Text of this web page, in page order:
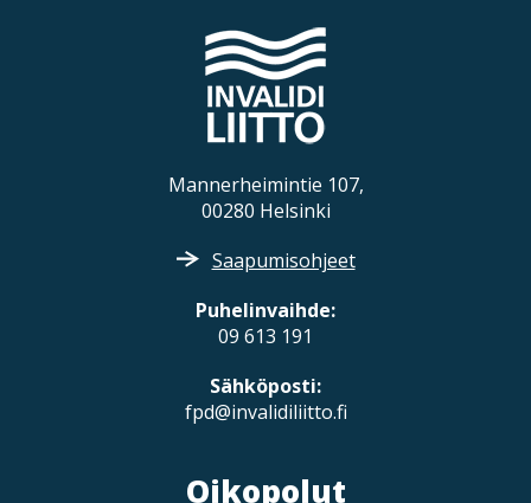
Mannerheimintie 107,
00280 Helsinki
Saapumisohjeet
Puhelinvaihde:
09 613 191
Sähköposti:
fpd@invalidiliitto.fi
Oikopolut